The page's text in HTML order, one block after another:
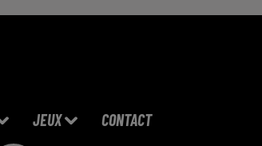
JEUX CONTACT